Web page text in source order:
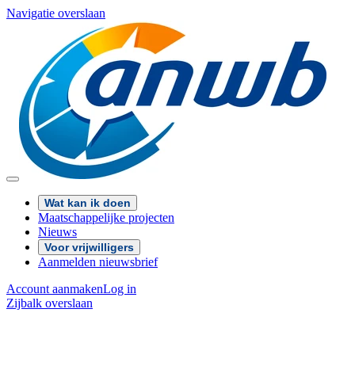
Navigatie overslaan
Wat kan ik doen
Maatschappelijke projecten
Nieuws
Voor vrijwilligers
Aanmelden nieuwsbrief
Account aanmakenLog in
Zijbalk overslaan